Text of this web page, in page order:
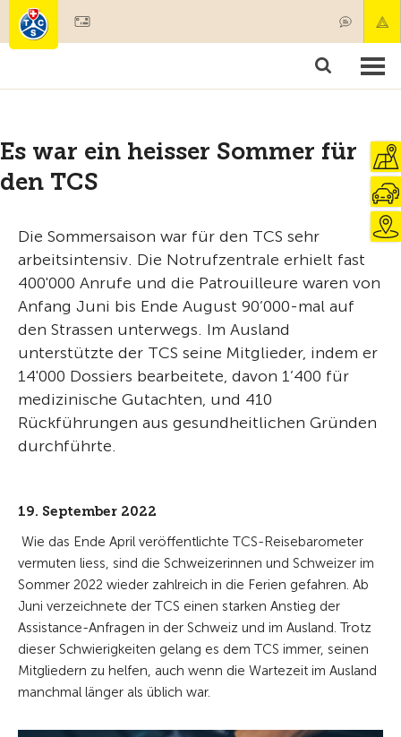
Mitgliedschaft & Leistungen
Es war ein heisser Sommer für
den TCS
Die Sommersaison war für den TCS sehr
arbeitsintensiv. Die Notrufzentrale erhielt fast
400'000 Anrufe und die Patrouilleure waren von
Anfang Juni bis Ende August 90’000-mal auf
den Strassen unterwegs. Im Ausland
unterstützte der TCS seine Mitglieder, indem er
14'000 Dossiers bearbeitete, davon 1’400 für
medizinische Gutachten, und 410
Rückführungen aus gesundheitlichen Gründen
durchführte.
19. September 2022
Wie das Ende April veröffentlichte TCS-Reisebarometer
vermuten liess, sind die Schweizerinnen und Schweizer im
Sommer 2022 wieder zahlreich in die Ferien gefahren. Ab
Juni verzeichnete der TCS einen starken Anstieg der
Assistance-Anfragen in der Schweiz und im Ausland. Trotz
dieser Schwierigkeiten gelang es dem TCS immer, seinen
Mitgliedern zu helfen, auch wenn die Wartezeit im Ausland
manchmal länger als üblich war.